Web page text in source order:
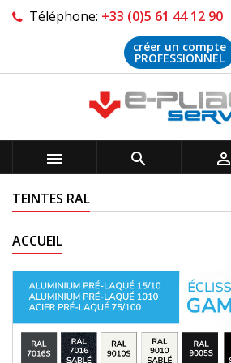
Téléphone: +33 (0)5 61 44 12 90
créer un compte
PROFESSIONNEL
  
TEINTES RAL
ACCUEIL